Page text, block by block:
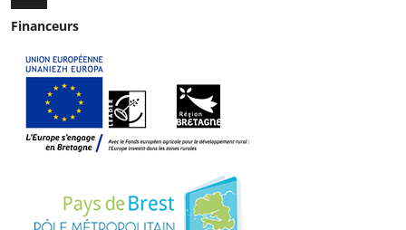
Financeurs